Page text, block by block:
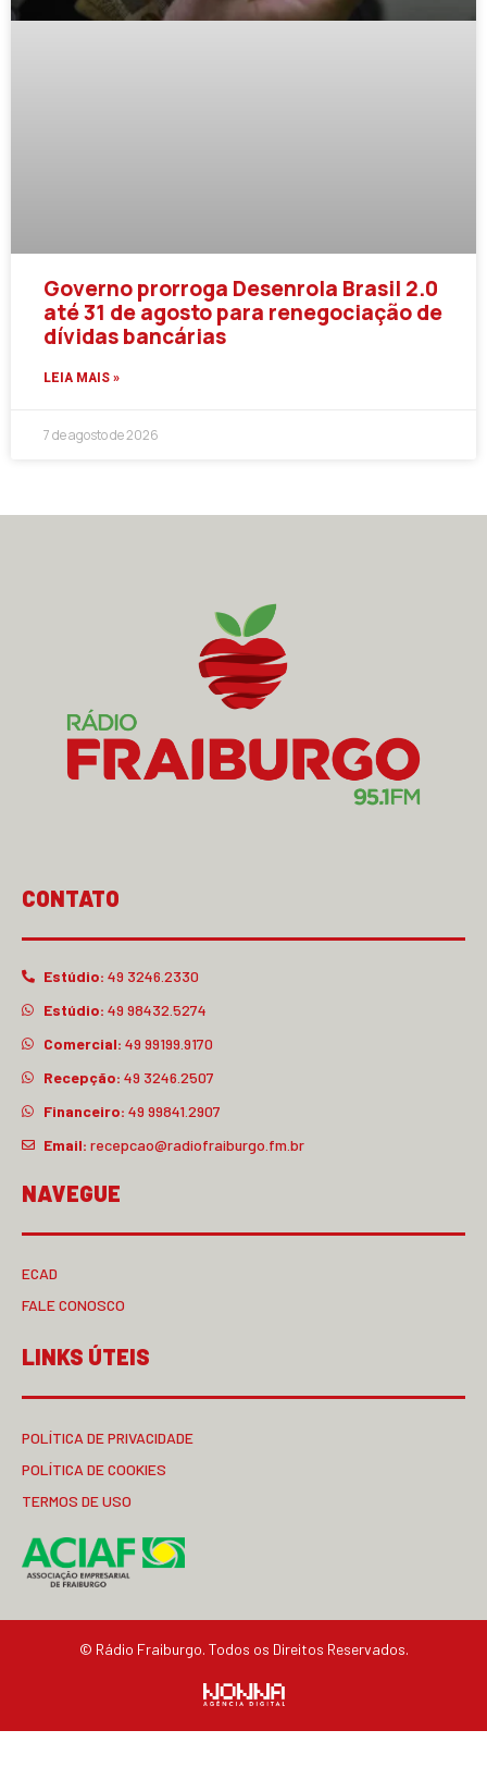
Governo prorroga Desenrola Brasil 2.0
até 31 de agosto para renegociação de
dívidas bancárias
LEIA MAIS »
7 de agosto de 2026
CONTATO
Estúdio: 49 3246.2330
Estúdio: 49 98432.5274
Comercial: 49 99199.9170
Recepção: 49 3246.2507
Financeiro: 49 99841.2907
Email: recepcao@radiofraiburgo.fm.br
NAVEGUE
ECAD
FALE CONOSCO
LINKS ÚTEIS
POLÍTICA DE PRIVACIDADE
POLÍTICA DE COOKIES
TERMOS DE USO
© Rádio Fraiburgo. Todos os Direitos Reservados.